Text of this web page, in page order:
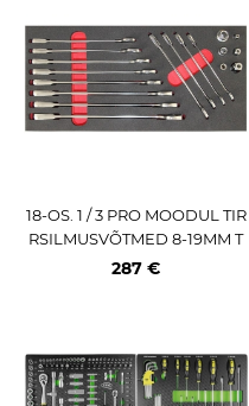
18-OS. 1 / 3 PRO MOODUL TIR
RSILMUSVÕTMED 8-19MM T
RIUMF
287 €